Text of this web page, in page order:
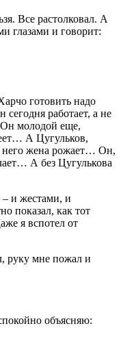
Все растолковал. А
глазами и говорит:
готовить надо
работает, а не
молодой еще,
А Цугульков,
него жена рожает… Он,
А без Цугулькова
– и жестами, и
показал, как тот
я вспотел от
руку мне пожал и
объясняю: